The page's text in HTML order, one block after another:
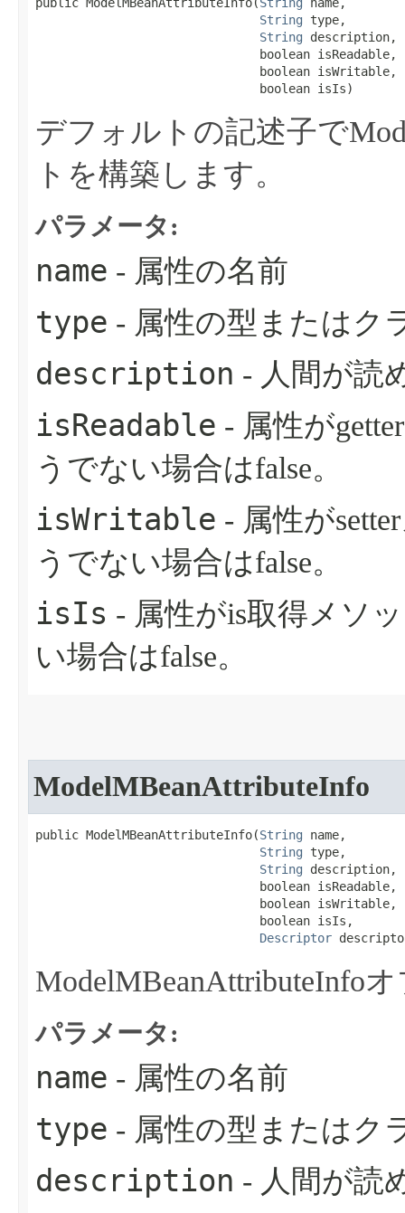
String type,
String description,
                               boolean isReadable,
                               boolean isWritable,
                               boolean isIs)
デフォルトの記述子で
トを構築します。
パラメータ:
name - 属性の名前
type - 属性の型またはク
description - 人間が読
isReadable - 属性が
うでない場合はfalse。
isWritable - 属性が
うでない場合はfalse。
isIs - 属性がis取得メソ
い場合はfalse。
ModelMBeanAttributeInfo
public ModelMBeanAttributeInfo​(String name,
String type,
String description,
                               boolean isReadable,
                               boolean isWritable,
                               boolean isIs,
Descriptor
ModelMBeanAttributeInfo
パラメータ:
name - 属性の名前
type - 属性の型またはク
description - 人間が読